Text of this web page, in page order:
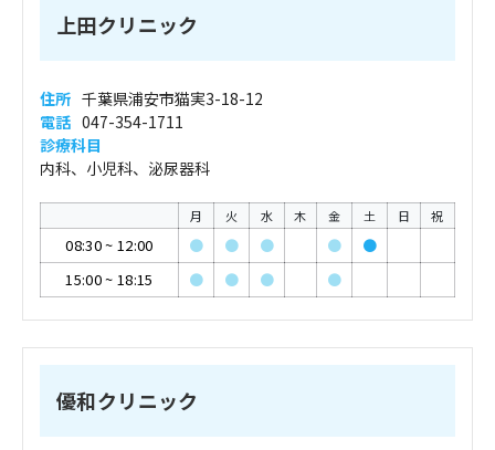
上田クリニック
住所 千葉県浦安市猫実3-18-12
電話 047-354-1711
診療科目
内科、小児科、泌尿器科
月 火 水 木 金 土 日 祝
08:30~ 12:00 ● ● ● ●
●
15:00~ 18:15 ● ● ● ●
優和クリニック